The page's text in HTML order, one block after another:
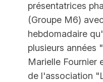
présentatrices
(Groupe M6)
hebdomadaire
plusieurs années
Marielle Fournier
de l'association